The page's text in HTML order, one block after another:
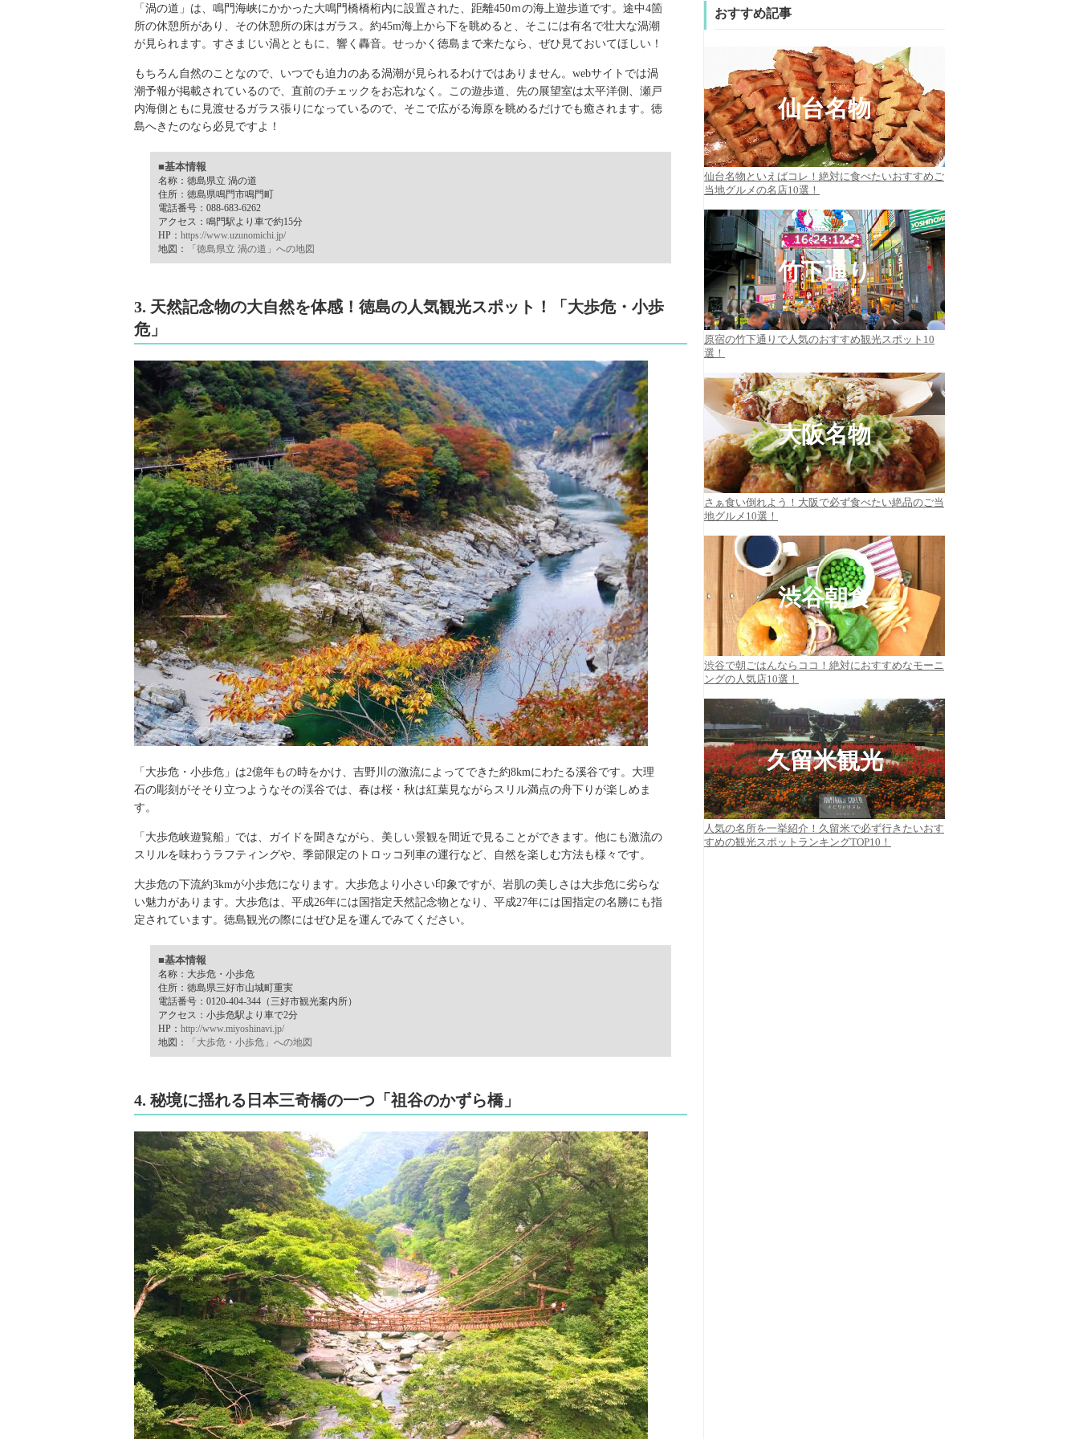
「渦の道」は、鳴門海峡にかかった大鳴門橋橋桁内に設置された、距離450ｍの海上遊歩道です。途中4箇
所の休憩所があり、その休憩所の床はガラス。約45m海上から下を眺めると、そこには有名で壮大な渦潮
が見られます。すさまじい渦とともに、響く轟音。せっかく徳島まで来たなら、ぜひ見ておいてほしい！
もちろん自然のことなので、いつでも迫力のある渦潮が見られるわけではありません。webサイトでは渦
潮予報が掲載されているので、直前のチェックをお忘れなく。この遊歩道、先の展望室は太平洋側、瀬戸
内海側ともに見渡せるガラス張りになっているので、そこで広がる海原を眺めるだけでも癒されます。徳
島へきたのなら必見ですよ！
■基本情報
名称：徳島県立 渦の道
住所：徳島県鳴門市鳴門町
電話番号：088-683-6262
アクセス：鳴門駅より車で約15分
HP： https://www.uzunomichi.jp/
地図：
「徳島県立 渦の道」への地図
3. 天然記念物の大自然を体感！徳島の人気観光スポット！「大歩危・小歩
危」
「大歩危・小歩危」は2億年もの時をかけ、吉野川の激流によってできた約8kmにわたる溪谷です。大理
石の彫刻がそそり立つようなその渓谷では、春は桜・秋は紅葉見ながらスリル満点の舟下りが楽しめま
す。
「大歩危峡遊覧船」では、ガイドを聞きながら、美しい景観を間近で見ることができます。他にも激流の
スリルを味わうラフティングや、季節限定のトロッコ列車の運行など、自然を楽しむ方法も様々です。
大歩危の下流約3kmが小歩危になります。大歩危より小さい印象ですが、岩肌の美しさは大歩危に劣らな
い魅力があります。大歩危は、平成26年には国指定天然記念物となり、平成27年には国指定の名勝にも指
定されています。徳島観光の際にはぜひ足を運んでみてください。
■基本情報
名称：大歩危・小歩危
住所：徳島県三好市山城町重実
電話番号：0120-404-344（三好市観光案内所）
アクセス：小歩危駅より車で2分
HP： http://www.miyoshinavi.jp/
地図：
「大歩危・小歩危」への地図
4. 秘境に揺れる日本三奇橋の一つ「祖谷のかずら橋」
おすすめ記事
仙台名物
仙台名物といえばコレ！絶対に食べたいおすすめご
当地グルメの名店10選！
竹下通り
原宿の竹下通りで人気のおすすめ観光スポット10
選！
大阪名物
さぁ食い倒れよう！大阪で必ず食べたい絶品のご当
地グルメ10選！
渋谷朝食
渋谷で朝ごはんならココ！絶対におすすめなモーニ
ングの人気店10選！
久留米観光
人気の名所を一挙紹介！久留米で必ず行きたいおす
すめの観光スポットランキングTOP10！